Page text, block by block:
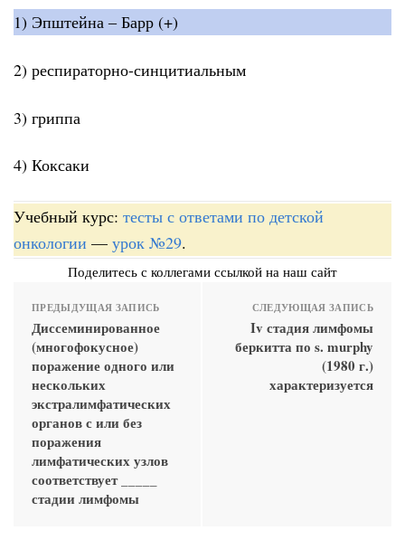
1) Эпштейна ‒ Барр (+)
2) респираторно-синцитиальным
3) гриппа
4) Коксаки
Учебный курс: тесты с ответами по детской
онкологии — урок №29.
Поделитесь с коллегами ссылкой на наш сайт
ПРЕДЫДУЩАЯ ЗАПИСЬ
Диссеминированное
(многофокусное)
поражение одного или
нескольких
экстралимфатических
органов с или без
поражения
лимфатических узлов
соответствует _____
стадии лимфомы
СЛЕДУЮЩАЯ ЗАПИСЬ
Iv стадия лимфомы
беркитта по s. murphy
(1980 г.)
характеризуется